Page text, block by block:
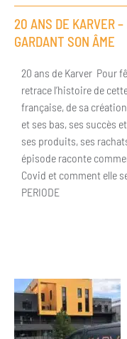
20 ANS DE KARVER
GARDANT SON ÂME
20 ans de Karver Pour
retrace l’histoire de
française, de sa
et ses bas, ses succès
ses produits, ses
épisode raconte
Covid et comment elle
PERIODE